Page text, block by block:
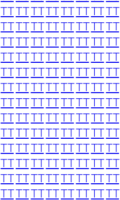
TTTTTTTTTTTTTTTT
TTTTTTTTTTTTTTTT
TTTTTTTTTTTTTTTT
TTTTTTTTTTTTTTTT
TTTTTTTTTTTTTTTT
TTTTTTTTTTTTTTTT
TTTTTTTTTTTTTTTT
TTTTTTTTTTTTTTTT
TTTTTTTTTTTTTTTT
TTTTTTTTTTTTTTTT
TTTTTTTTTTTTTTTT
TTTTTTTTTTTTTTTT
TTTTTTTTTTTTTTTT